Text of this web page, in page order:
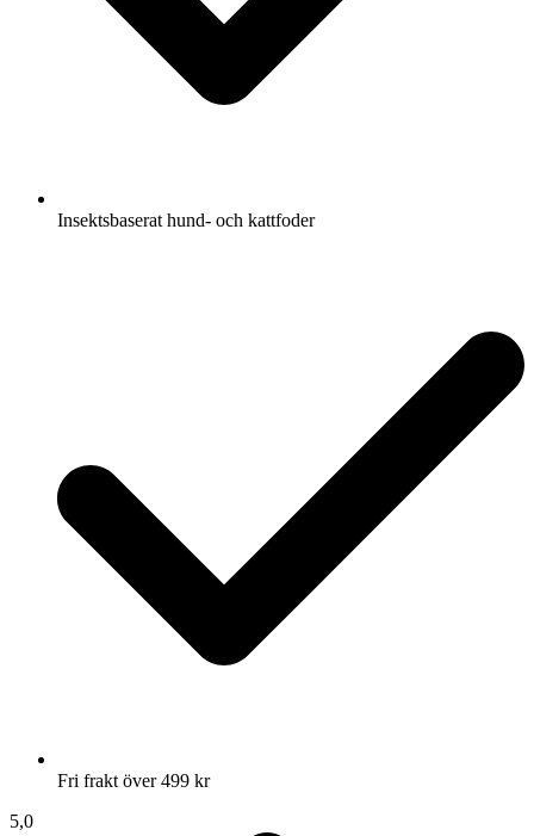
Insektsbaserat hund- och kattfoder
Fri frakt över 499 kr
5,0